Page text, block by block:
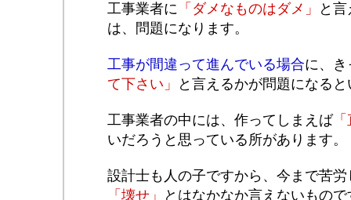
工事業者に 「ダメなものはダメ」
と
は、問題になります。
工事が間違って進んでいる場合に、き
て下さい」
と言えるかが問題になる
工事業者の中には、作ってしまえば「
いだろうと思っている所があります。
設計士も人の子ですから、今まで苦
「壊せ」
とはなかなか言えないもの